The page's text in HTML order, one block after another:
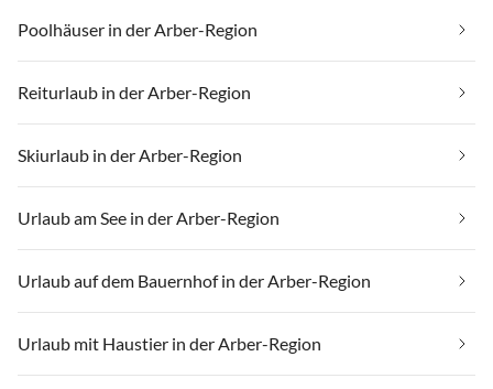
Poolhäuser in der Arber-Region
Reiturlaub in der Arber-Region
Skiurlaub in der Arber-Region
Urlaub am See in der Arber-Region
Urlaub auf dem Bauernhof in der Arber-Region
Urlaub mit Haustier in der Arber-Region